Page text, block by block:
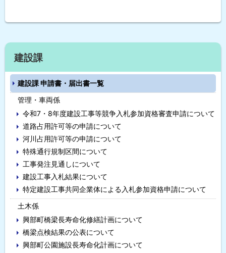
る
ト
に
戻
る
サ
イ
ド
建設課
建設課 申請書・届出書一覧
管理・車両係
令和7・8年度建設工事等競争入札参加資格審査申請について
道路占用許可等の申請について
河川占用許可等の申請について
特殊通行規制区間について
工事発注見通しについて
建設工事入札結果について
特定建設工事共同企業体による入札参加資格申請について
土木係
興部町橋梁長寿命化修繕計画について
橋梁点検結果の公表について
興部町公園施設長寿命化計画について